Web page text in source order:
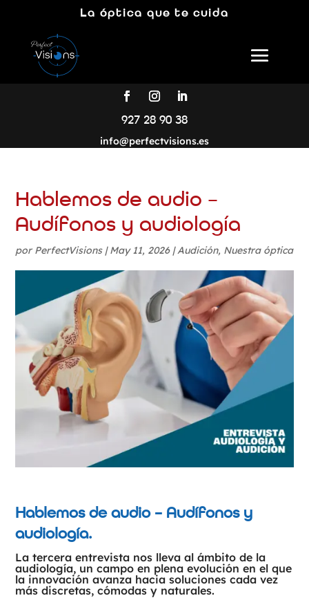
La óptica que te cuida
927 28 90 38
info@perfectvisions.es
Hablemos de audio –
Audífonos y audiología
por PerfectVisions|May 11, 2026|Audición, Nuestra óptica
Hablemos de audio – Audífonos y
audiología.
La tercera entrevista nos lleva al ámbito de la
audiología, un campo en plena evolución en el que
la innovación avanza hacia soluciones cada vez
más discretas, cómodas y naturales.